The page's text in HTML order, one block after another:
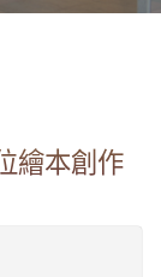
繪本創作